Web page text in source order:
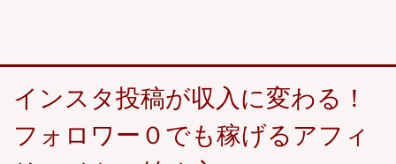
インスタ投稿が収入に変わる！
フォロワー０でも稼げるアフィ